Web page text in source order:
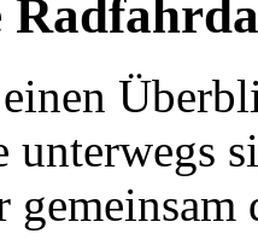
unterwegs